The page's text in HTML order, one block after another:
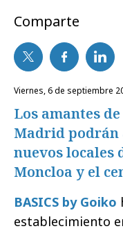
Comparte
viernes, 6 de septiembre
Los amantes
Madrid
nuevos locales
Moncloa y el
BASICS by Goiko
establecimiento